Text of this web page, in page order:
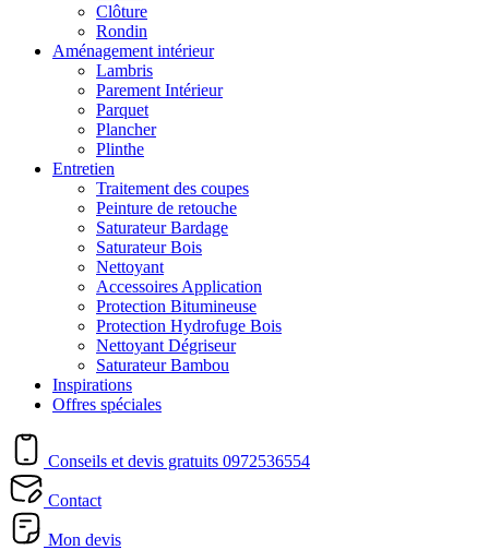
Clôture
Rondin
Aménagement intérieur
Lambris
Parement Intérieur
Parquet
Plancher
Plinthe
Entretien
Traitement des coupes
Peinture de retouche
Saturateur Bardage
Saturateur Bois
Nettoyant
Accessoires Application
Protection Bitumineuse
Protection Hydrofuge Bois
Nettoyant Dégriseur
Saturateur Bambou
Inspirations
Offres spéciales
Conseils et devis gratuits 0972536554
Contact
Mon devis